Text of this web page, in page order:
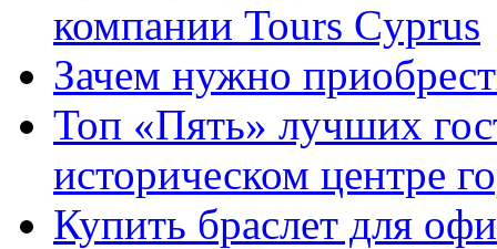
компании Tours Cyprus
Зачем нужно
Топ «Пять» лучших
историческом центре
Купить браслет для